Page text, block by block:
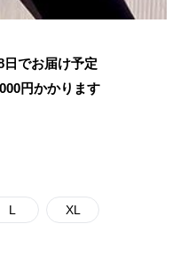
日でお届け予定
円かかります
L XL